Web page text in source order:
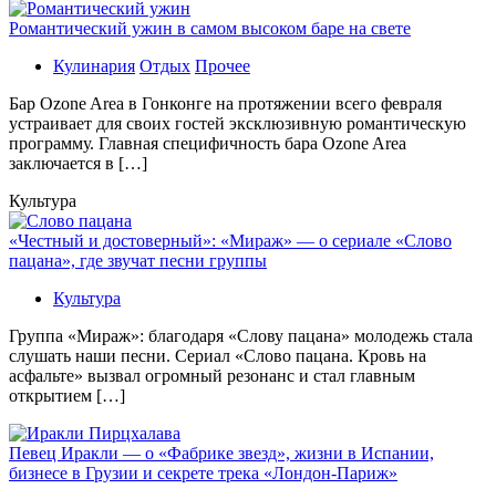
Романтический ужин в самом высоком баре на свете
Кулинария Отдых Прочее
Бaр Ozone Area в Гонконге на протяжении всего февраля
устраивает для своих гостей эксклюзивную романтическую
программу. Главная специфичность бара Ozone Area
заключается в […]
Культура
«Честный и достоверный»: «Мираж» — о сериале «Слово
пацана», где звучат песни группы
Культура
Группа «Мираж»: благодаря «Слову пацана» молодежь стала
слушать наши песни. Сериал «Слово пацана. Кровь на
асфальте» вызвал огромный резонанс и стал главным
открытием […]
Певец Иракли — о «Фабрике звезд», жизни в Испании,
бизнесе в Грузии и секрете трека «Лондон-Париж»